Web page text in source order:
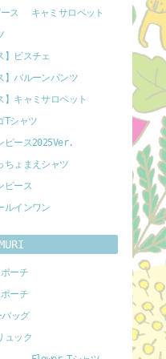
ス
キャミサロペット
】ビスチェ
】バルーンパンツ
】キャミサロペット
Tシャツ
ピース2025Ver.
ちょまえシャツ
ピース
ルインワン
ーチ
ーチ
バッグ
ュック